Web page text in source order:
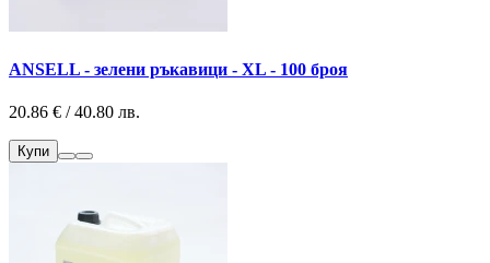
ANSELL - зелени ръкавици - XL - 100 броя
20.86 € / 40.80 лв.
Купи